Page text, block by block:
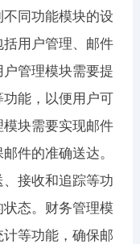
同功能模块的设
用户管理、邮件
管理模块需要提
能，以便用户可
块需要实现邮件
件的准确送达。
接收和追踪等功
态。财务管理模
等功能，确保邮